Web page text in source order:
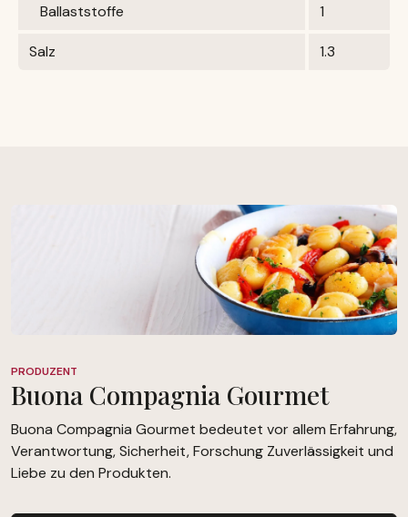
Ballaststoffe 1
Salz 1.3
PRODUZENT
Buona Compagnia Gourmet
Buona Compagnia Gourmet bedeutet vor allem Erfahrung,
Verantwortung, Sicherheit, Forschung Zuverlässigkeit und
Liebe zu den Produkten.